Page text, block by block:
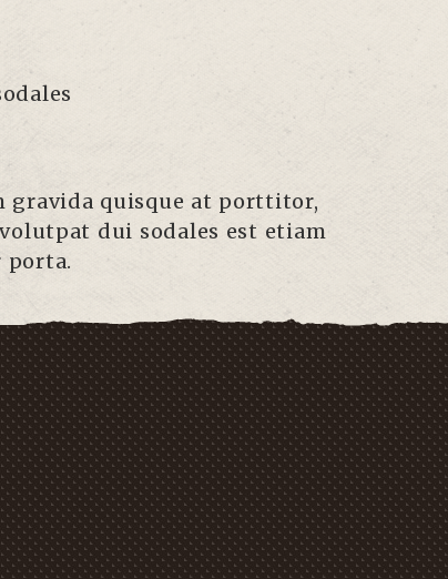
gravida quisque at porttitor,
dui sodales est etiam
porta.